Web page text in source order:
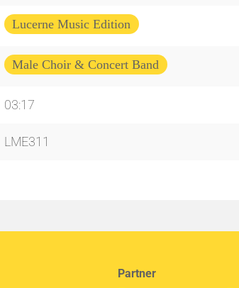
Lucerne Music Edition
Male Choir & Concert Band
03:17
LME311
Partner